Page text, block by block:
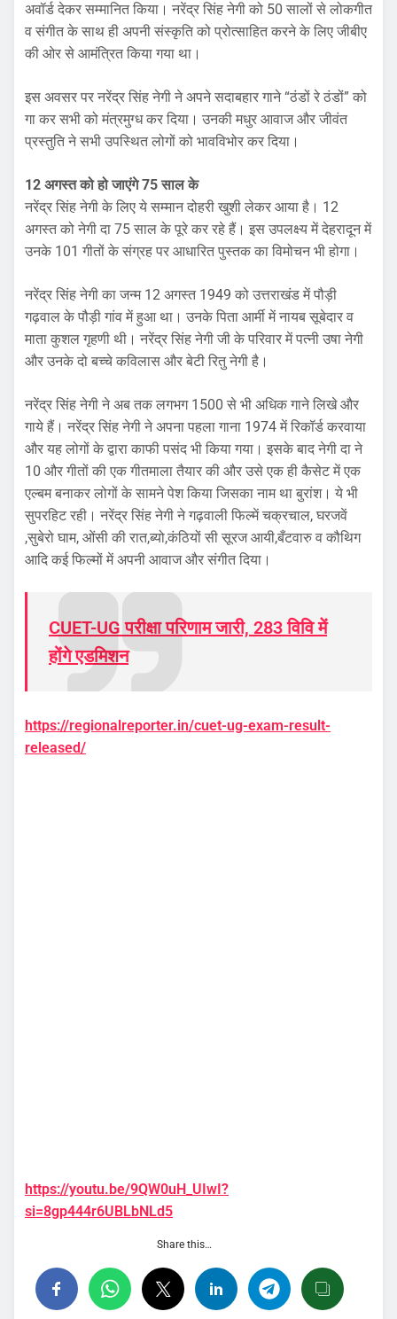
अवॉर्ड देकर सम्मानित किया। नरेंद्र सिंह नेगी को 50 सालों से लोकगीत
व संगीत के साथ ही अपनी संस्कृति को प्रोत्साहित करने के लिए जीबीए
की ओर से आमंत्रित किया गया था।
इस अवसर पर नरेंद्र सिंह नेगी ने अपने सदाबहार गाने “ठंडों रे ठंडों” को
गा कर सभी को मंत्रमुग्ध कर दिया। उनकी मधुर आवाज और जीवंत
प्रस्तुति ने सभी उपस्थित लोगों को भावविभोर कर दिया।
12 अगस्त को हो जाएंगे 75 साल के
नरेंद्र सिंह नेगी के लिए ये सम्मान दोहरी खुशी लेकर आया है। 12
अगस्त को नेगी दा 75 साल के पूरे कर रहे हैं। इस उपलक्ष्य में देहरादून में
उनके 101 गीतों के संग्रह पर आधारित पुस्तक का विमोचन भी होगा।
नरेंद्र सिंह नेगी का जन्म 12 अगस्त 1949 को उत्तराखंड में पौड़ी
गढ़वाल के पौड़ी गांव में हुआ था। उनके पिता आर्मी में नायब सूबेदार व
माता कुशल गृहणी थी। नरेंद्र सिंह नेगी जी के परिवार में पत्नी उषा नेगी
और उनके दो बच्चे कविलास और बेटी रितु नेगी है।
नरेंद्र सिंह नेगी ने अब तक लगभग 1500 से भी अधिक गाने लिखे और
गाये हैं। नरेंद्र सिंह नेगी ने अपना पहला गाना 1974 में रिकॉर्ड करवाया
और यह लोगों के द्वारा काफी पसंद भी किया गया। इसके बाद नेगी दा ने
10 और गीतों की एक गीतमाला तैयार की और उसे एक ही कैसेट में एक
एल्बम बनाकर लोगों के सामने पेश किया जिसका नाम था बुरांश। ये भी
सुपरहिट रही। नरेंद्र सिंह नेगी ने गढ़वाली फिल्में चक्रचाल, घरजवें
,सुबेरो घाम, ओंसी की रात,ब्यो,कंठियों सी सूरज आयी,बँटवारु व कौथिग
आदि कई फिल्मों में अपनी आवाज और संगीत दिया।
CUET-UG परीक्षा परिणाम जारी, 283 विवि में
होंगे एडमिशन
https://regionalreporter.in/cuet-ug-exam-result-
released/
https://youtu.be/9QW0uH_UIwI?
si=8gp444r6UBLbNLd5
Share this…